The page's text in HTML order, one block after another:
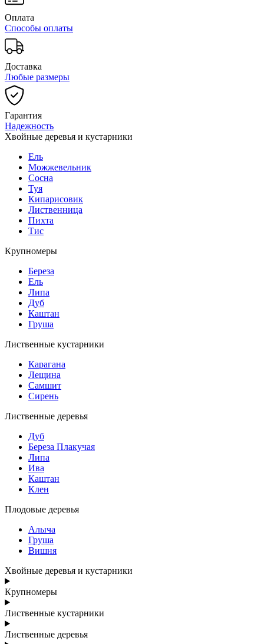
Оплата
Способы оплаты
Доставка
Любые размеры
Гарантия
Надежность
Хвойные деревья и кустарники
Ель
Можжевельник
Сосна
Туя
Кипарисовик
Лиственница
Пихта
Тис
Крупномеры
Береза
Ель
Липа
Дуб
Каштан
Груша
Лиственные кустарники
Карагана
Лещина
Самшит
Сирень
Лиственные деревья
Дуб
Береза Плакучая
Липа
Ива
Каштан
Клен
Плодовые деревья
Алыча
Груша
Вишня
Хвойные деревья и кустарники
Крупномеры
Лиственные кустарники
Лиственные деревья